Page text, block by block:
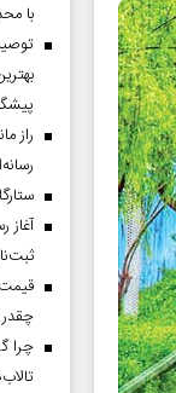
با
راز
ثبت‌نام
چرا